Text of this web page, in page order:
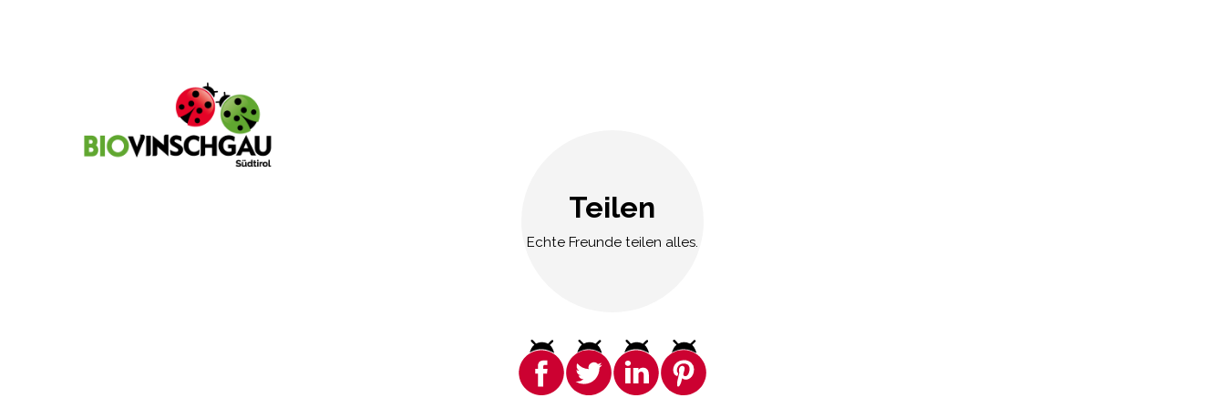
Teilen
Echte Freunde teilen alles.